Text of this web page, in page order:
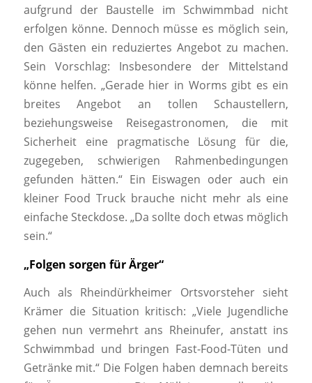
aufgrund der Baustelle im Schwimmbad nicht
erfolgen könne. Dennoch müsse es möglich sein,
den Gästen ein reduziertes Angebot zu machen.
Sein Vorschlag: Insbesondere der Mittelstand
könne helfen. „Gerade hier in Worms gibt es ein
breites Angebot an tollen Schaustellern,
beziehungsweise Reisegastronomen, die mit
Sicherheit eine pragmatische Lösung für die,
zugegeben, schwierigen Rahmenbedingungen
gefunden hätten.“ Ein Eiswagen oder auch ein
kleiner Food Truck brauche nicht mehr als eine
einfache Steckdose. „Da sollte doch etwas möglich
sein.“
„Folgen sorgen für Ärger“
Auch als Rheindürkheimer Ortsvorsteher sieht
Krämer die Situation kritisch: „Viele Jugendliche
gehen nun vermehrt ans Rheinufer, anstatt ins
Schwimmbad und bringen Fast-Food-Tüten und
Getränke mit.“ Die Folgen haben demnach bereits